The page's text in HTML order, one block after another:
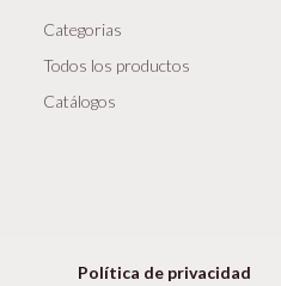
Categorias
Todos los productos
Catálogos
Política de privacidad